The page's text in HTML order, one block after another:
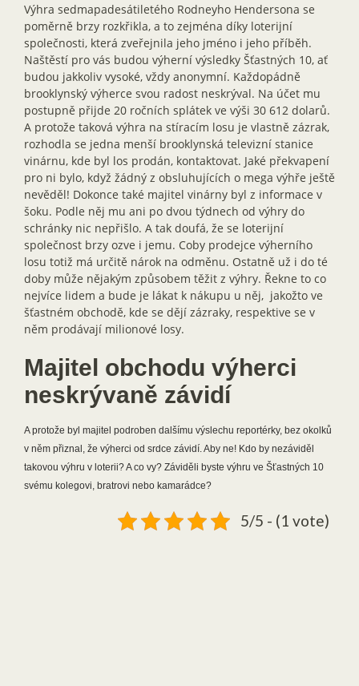
Výhra sedmapadesátiletého Rodneyho Hendersona se
poměrně brzy rozkřikla, a to zejména díky loterijní
společnosti, která zveřejnila jeho jméno i jeho příběh.
Naštěstí pro vás budou výherní výsledky Šťastných 10, ať
budou jakkoliv vysoké, vždy anonymní. Každopádně
brooklynský výherce svou radost neskrýval. Na účet mu
postupně přijde 20 ročních splátek ve výši 30 612 dolarů.
A protože taková výhra na stíracím losu je vlastně zázrak,
rozhodla se jedna menší brooklynská televizní stanice
vinárnu, kde byl los prodán, kontaktovat. Jaké překvapení
pro ni bylo, když žádný z obsluhujících o mega výhře ještě
nevěděl! Dokonce také majitel vinárny byl z informace v
šoku. Podle něj mu ani po dvou týdnech od výhry do
schránky nic nepřišlo. A tak doufá, že se loterijní
společnost brzy ozve i jemu. Coby prodejce výherního
losu totiž má určitě nárok na odměnu. Ostatně už i do té
doby může nějakým způsobem těžit z výhry. Řekne to co
nejvíce lidem a bude je lákat k nákupu u něj, jakožto ve
šťastném obchodě, kde se dějí zázraky, respektive se v
něm prodávají milionové losy.
Majitel obchodu výherci
neskrývaně závidí
A protože byl majitel podroben dalšímu výslechu reportérky, bez okolků
v něm přiznal, že výherci od srdce závidí. Aby ne! Kdo by nezáviděl
takovou výhru v loterii? A co vy? Záviděli byste výhru ve Šťastných 10
svému kolegovi, bratrovi nebo kamarádce?
5/5 - (1 vote)